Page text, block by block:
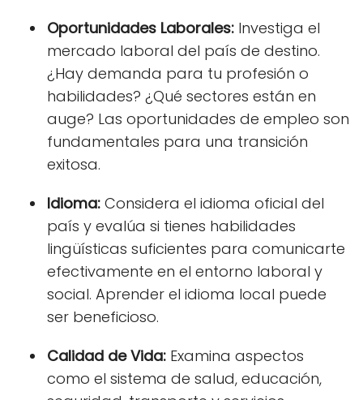
Oportunidades Laborales: Investiga el
mercado laboral del país de destino.
¿Hay demanda para tu profesión o
habilidades? ¿Qué sectores están en
auge? Las oportunidades de empleo son
fundamentales para una transición
exitosa.
Idioma: Considera el idioma oficial del
país y evalúa si tienes habilidades
lingüísticas suficientes para comunicarte
efectivamente en el entorno laboral y
social. Aprender el idioma local puede
ser beneficioso.
Calidad de Vida: Examina aspectos
como el sistema de salud, educación,